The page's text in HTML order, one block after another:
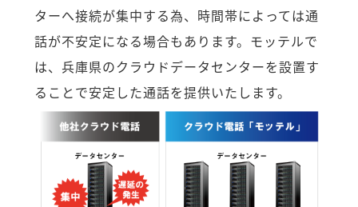
ターへ接続が集中する為、時間帯によっては通
話が不安定になる場合もあります。モッテルで
は、兵庫県のクラウドデータセンターを設置す
ることで安定した通話を提供いたします。